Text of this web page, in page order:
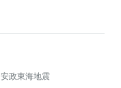
安政東海地震